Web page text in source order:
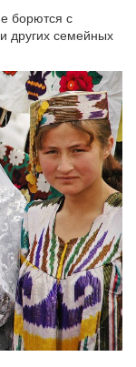
борются с
других семейных